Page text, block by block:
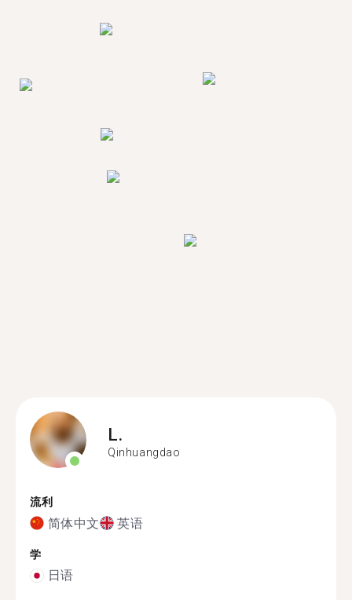
L.
Qinhuangdao
流利
简体中文 英语
学
日语